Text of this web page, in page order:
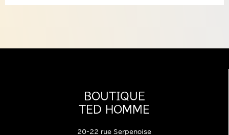
BOUTIQUE
TED HOMME
20-22 rue Serpenoise